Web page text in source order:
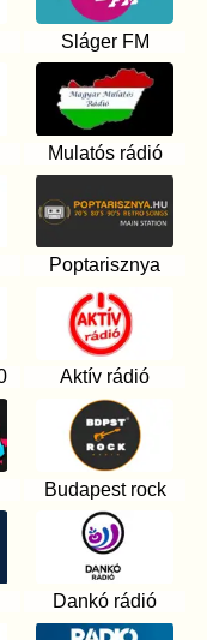
Sláger FM
Mulatós rádió
Poptarisznya
Aktív rádió
Budapest rock
Dankó rádió